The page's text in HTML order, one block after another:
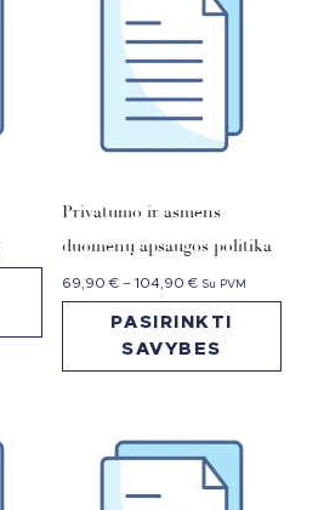
Privatumo ir asmens
duomenų apsaugos politika
69,90€ – 104,90€ Su PVM
PASIRINKTI
SAVYBES